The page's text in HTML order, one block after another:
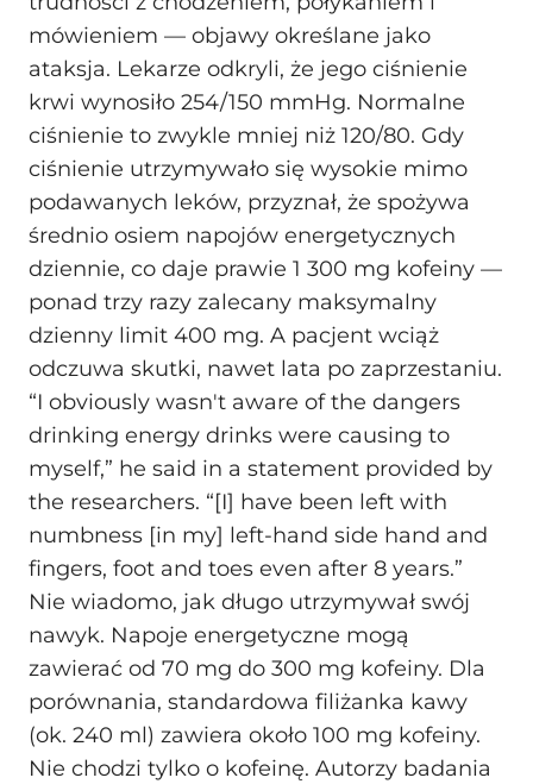
mówieniem — objawy określane jako
ataksja. Lekarze odkryli, że jego ciśnienie
krwi wynosiło 254/150 mmHg. Normalne
ciśnienie to zwykle mniej niż 120/80. Gdy
ciśnienie utrzymywało się wysokie mimo
podawanych leków, przyznał, że spożywa
średnio osiem napojów energetycznych
dziennie, co daje prawie 1 300 mg kofeiny —
ponad trzy razy zalecany maksymalny
dzienny limit 400 mg. A pacjent wciąż
odczuwa skutki, nawet lata po zaprzestaniu.
“I obviously wasn't aware of the dangers
drinking energy drinks were causing to
myself,” he said in a statement provided by
the researchers. “[I] have been left with
numbness [in my] left-hand side hand and
fingers, foot and toes even after 8 years.”
Nie wiadomo, jak długo utrzymywał swój
nawyk. Napoje energetyczne mogą
zawierać od 70 mg do 300 mg kofeiny. Dla
porównania, standardowa filiżanka kawy
(ok. 240 ml) zawiera około 100 mg kofeiny.
Nie chodzi tylko o kofeinę. Autorzy badania